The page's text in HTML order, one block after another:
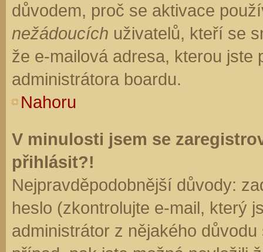
důvodem, proč se aktivace
nežádoucích uživatelů, kteří se
že e-mailová adresa, kterou jste
administrátora boardu.
Nahoru
V minulosti jsem se
přihlásit?!
Nejpravděpodobnější důvody:
heslo (zkontrolujte e-mail, který
administrátor z nějakého